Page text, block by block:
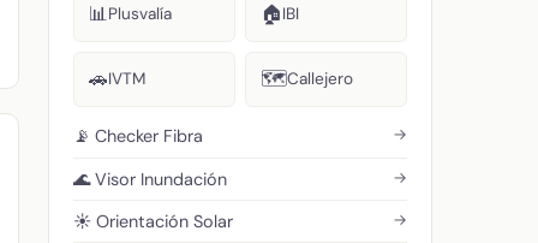
📊Plusvalía 🏠IBI
🚗IVTM 🗺️Callejero
📡 Checker Fibra →
🌊 Visor Inundación →
☀️ Orientación Solar →